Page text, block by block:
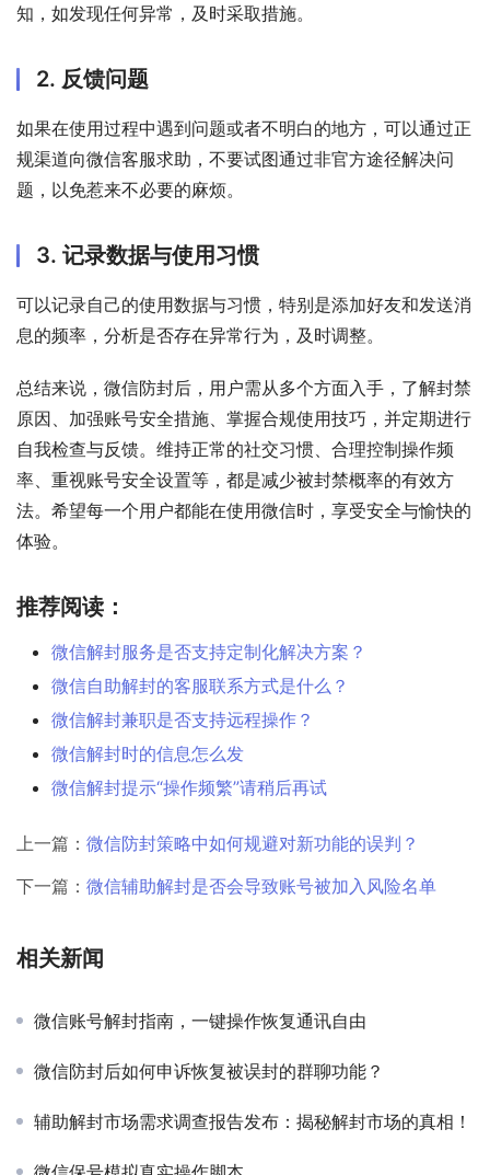
知，如发现任何异常，及时采取措施。
2. 反馈问题
如果在使用过程中遇到问题或者不明白的地方，可以通过正
规渠道向微信客服求助，不要试图通过非官方途径解决问
题，以免惹来不必要的麻烦。
3. 记录数据与使用习惯
可以记录自己的使用数据与习惯，特别是添加好友和发送消
息的频率，分析是否存在异常行为，及时调整。
总结来说，微信防封后，用户需从多个方面入手，了解封禁
原因、加强账号安全措施、掌握合规使用技巧，并定期进行
自我检查与反馈。维持正常的社交习惯、合理控制操作频
率、重视账号安全设置等，都是减少被封禁概率的有效方
法。希望每一个用户都能在使用微信时，享受安全与愉快的
体验。
推荐阅读：
微信解封服务是否支持定制化解决方案？
微信自助解封的客服联系方式是什么？
微信解封兼职是否支持远程操作？
微信解封时的信息怎么发
微信解封提示“操作频繁”请稍后再试
上一篇： 微信防封策略中如何规避对新功能的误判？
下一篇： 微信辅助解封是否会导致账号被加入风险名单
相关新闻
微信账号解封指南，一键操作恢复通讯自由
微信防封后如何申诉恢复被误封的群聊功能？
辅助解封市场需求调查报告发布：揭秘解封市场的真相！